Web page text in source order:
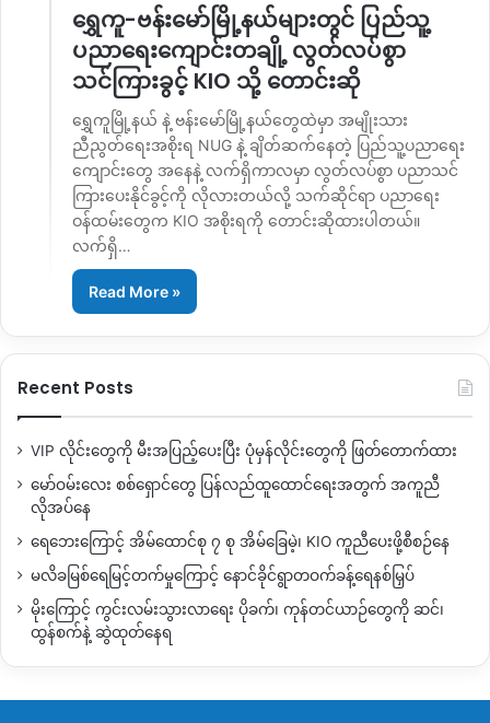
ရွှေကူ-ဗန်းမော်မြို့နယ်များတွင် ပြည်သူ့
ပညာရေးကျောင်းတချို့ လွတ်လပ်စွာ
သင်ကြားခွင့် KIO သို့ တောင်းဆို
ရွှေကူမြို့နယ် နဲ့ ဗန်းမော်မြို့နယ်တွေထဲမှာ အမျိုးသား
ညီညွတ်ရေးအစိုးရ NUG နဲ့ ချိတ်ဆက်နေတဲ့ ပြည်သူ့ပညာရေး
ကျောင်းတွေ အနေနဲ့ လက်ရှိကာလမှာ လွတ်လပ်စွာ ပညာသင်
ကြားပေးနိုင်ခွင့်ကို လိုလားတယ်လို့ သက်ဆိုင်ရာ ပညာရေး
ဝန်ထမ်းတွေက KIO အစိုးရကို တောင်းဆိုထားပါတယ်။
လက်ရှိ…
Read More »
Recent Posts
VIP လိုင်းတွေကို မီးအပြည့်ပေးပြီး ပုံမှန်လိုင်းတွေကို ဖြတ်တောက်ထား
မော်ဝမ်းလေး စစ်ရှောင်တွေ ပြန်လည်ထူထောင်ရေးအတွက် အကူညီ
လိုအပ်နေ
ရေဘေးကြောင့် အိမ်ထောင်စု ၇ စု အိမ်ခြေမဲ့၊ KIO ကူညီပေးဖို့စီစဉ်နေ
မလိခမြစ်ရေမြင့်တက်မှုကြောင့် နောင်ခိုင်ရွာတဝက်ခန့်ရေနစ်မြှပ်
မိုးကြောင့် ကွင်းလမ်းသွားလာရေး ပိုခက်၊ ကုန်တင်ယာဉ်တွေကို ဆင်၊
ထွန်စက်နဲ့ ဆွဲထုတ်နေရ